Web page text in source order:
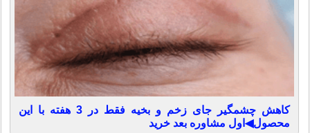
کاهش چشمگیر جای زخم و بخیه فقط در 3 هفته با این
محصول◀اول مشاوره بعد خرید